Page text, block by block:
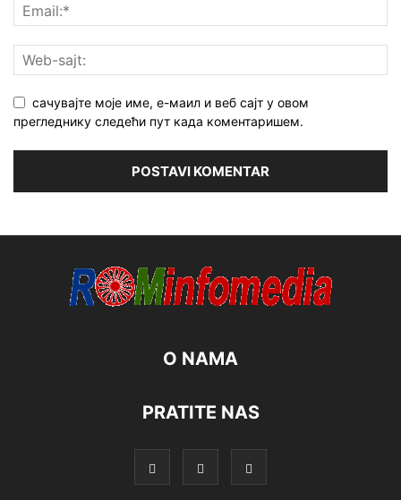
сачувајте моје име, е-маил и веб сајт у овом
прегледнику следећи пут када коментаришем.
O NAMA
PRATITE NAS